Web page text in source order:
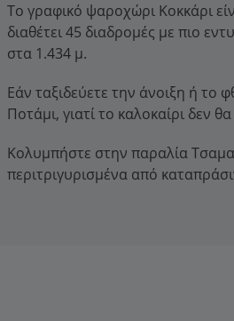
Το γραφικό ψαροχώρι Κοκκάρι
διαθέτει 45 διαδρομές με πιο
στα 1.434 μ.
Εάν ταξιδεύετε την άνοιξη ή το
Ποτάμι, γιατί το καλοκαίρι δεν
Κολυμπήστε στην παραλία
περιτριγυρισμένα από